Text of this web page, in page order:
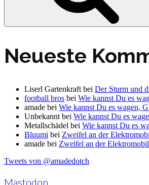
Neueste
Liserl Gartenkraft bei Der Sturm und
football bros bei Wie kannst Du es
amade bei Wie kannst Du es wagen,
Unbekannt bei Wie kannst Du es
Metallschädel bei Wie kannst Du es
Bluumi bei Zweifel an der
amade bei Zweifel an der
Tweets von @amadedotch
Mastodon